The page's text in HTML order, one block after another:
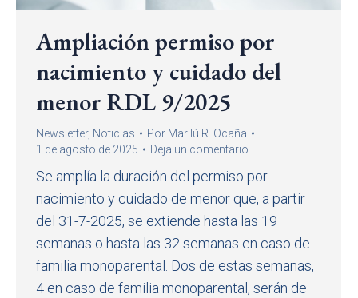
Ampliación permiso por
nacimiento y cuidado del
menor RDL 9/2025
Newsletter, Noticias Por Marilú R. Ocaña
1 de agosto de 2025
Deja un comentario
Se amplía la duración del permiso por
nacimiento y cuidado de menor que, a partir
del 31-7-2025, se extiende hasta las 19
semanas o hasta las 32 semanas en caso de
familia monoparental. Dos de estas semanas,
4 en caso de familia monoparental, serán de